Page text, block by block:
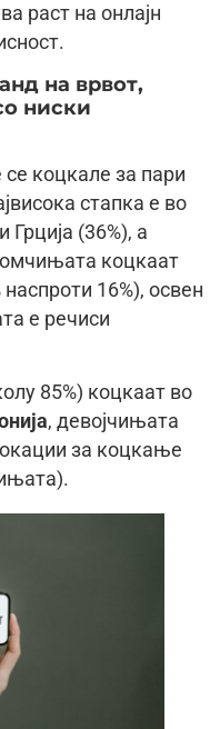
раст на онлајн
на врвот,
ниски
се коцкале за пари
стапка е во
Грција (36%), а
коцкаат
16%), освен
е речиси
85%) коцкаат во
, девојчињата
за коцкање